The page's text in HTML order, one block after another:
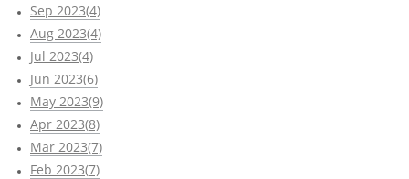
Sep 2023(4)
Aug 2023(4)
Jul 2023(4)
Jun 2023(6)
May 2023(9)
Apr 2023(8)
Mar 2023(7)
Feb 2023(7)